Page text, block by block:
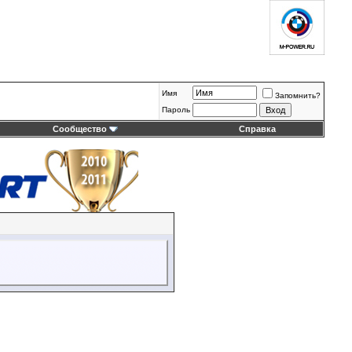
Имя
Запомнить?
Пароль
Сообщество Справка